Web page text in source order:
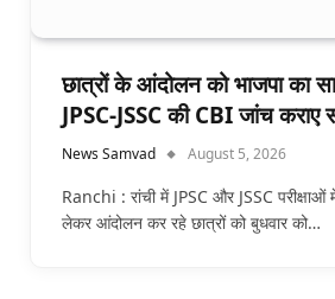
छात्रों के आंदोलन को भाजपा का
JPSC-JSSC की CBI जांच कराए
News Samvad August 5, 2026
Ranchi : रांची में JPSC और JSSC
लेकर आंदोलन कर रहे छात्रों को बुधवार को…